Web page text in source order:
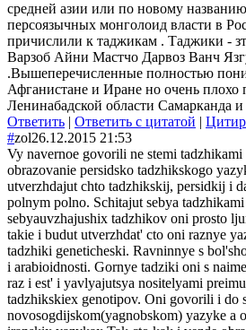
средней азии или по новому
персоязычных монголоид власти в
причислили к таджикам . Таджики -
Варзоб Айни Мастчо Дарвоз Ванч
.Вышеперечисленные полностью
Афганистане и Иране но очень
Ленинабадской области Самарканда и
Ответить | Ответить с цитатой |
#zol26.12.2015 21:53
Vy navernoe govorili ne stemi
obrazovanie persidsko tadzhikskogo
utverzhdajut chto tadzhikskij, persidkij i
polnym polno. Schitajut sebya
sebyauvzhajushix tadzhikov oni prosto
takie i budut utverzhdat' cto oni raznye
tadzhiki geneticheski. Ravninnye s
i arabioidnosti. Gornye tadziki oni s
raz i est' i yavlyajutsya nositelyami
tadzhikskiex genotipov. Oni govorili i do
novosogdijskom(yagnobskom) yazyke a